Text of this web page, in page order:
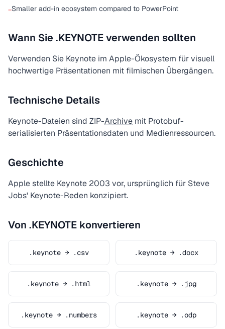
−Smaller add-in ecosystem compared to PowerPoint
Wann Sie .KEYNOTE verwenden sollten
Verwenden Sie Keynote im Apple-Ökosystem für visuell
hochwertige Präsentationen mit filmischen Übergängen.
Technische Details
Keynote-Dateien sind ZIP-Archive mit Protobuf-
serialisierten Präsentationsdaten und Medienressourcen.
Geschichte
Apple stellte Keynote 2003 vor, ursprünglich für Steve
Jobs' Keynote-Reden konzipiert.
Von .KEYNOTE konvertieren
.keynote → .csv .keynote → .docx
.keynote → .html .keynote → .jpg
.keynote → .numbers .keynote → .odp